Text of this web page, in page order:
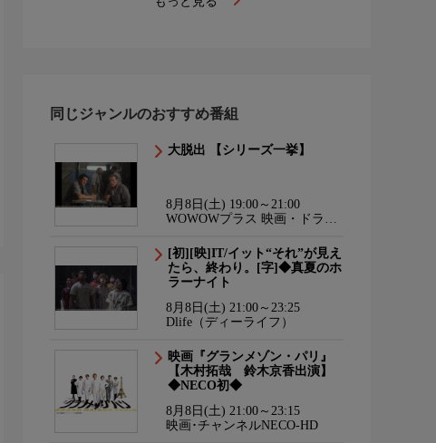
同じジャンルのおすすめ番組
大脱出 【シリーズ一挙】
8月8日(土) 19:00～21:00
WOWOWプラス 映画・ドラ
[初][映]IT/イット“それ”が見え
たら、終わり。[字]◆真夏のホ
ラーナイト
8月8日(土) 21:00～23:25
Dlife（ディーライフ）
映画『グランメゾン・パリ』
【木村拓哉 鈴木京香出演】
◆NECO初◆
8月8日(土) 21:00～23:15
映画･チャンネルNECO-HD